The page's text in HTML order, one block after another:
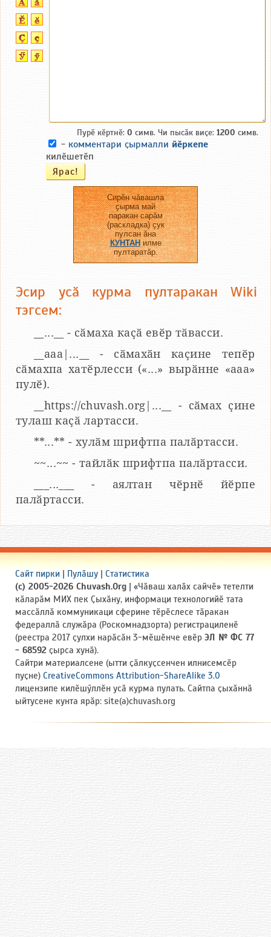
Пурӗ кӗртнӗ: 0 симв. Чи пысӑк виҫе: 1200 симв.
- комментари ҫырмалли йӗркепе
килӗшетӗп
Сирӗн чӑвашла
ҫырма май
паракан сарӑм
(раскладка) ҫук
пулсан ӑна
КУНТАНилме
пултаратӑр.
Эсир усӑ курма пултаракан Wiki
тэгсем:
__...__ - сӑмаха каҫӑ евӗр тӑвасси.
__aaa|...__ - сӑмахӑн каҫине тепӗр
сӑмахпа хатӗрлесси («...» вырӑнне «ааа»
пулӗ).
__https://chuvash.org|...__ - сӑмах ҫине
тулаш каҫӑ лартасси.
**...** - хулӑм шрифтпа палӑртасси.
~~...~~ - тайлӑк шрифтпа палӑртасси.
___...___ - аялтан чӗрнӗ йӗрпе
палӑртасси.
Сайт пирки Пулӑшу
Статистика
(c) 2005-2026 Chuvash.Org | «Чӑваш халӑх сайчӗ» тетелти
кӑларӑм МИХ пек Ҫыхӑну, информаци технологийӗ тата
массӑллӑ коммуникаци сферине тӗрӗслесе тӑракан
федераллӑ служӑра (Роскомнадзорта) регистрациленӗ
(реестра 2017 ҫулхи нарӑсӑн 3-мӗшӗнче евӗр ЭЛ № ФС 77
- 68592 ҫырса хунӑ).
Сайтри материалсене (ытти ҫӑлкуҫсенчен илнисемсӗр
пуҫне) CreativeCommons Attribution-ShareAlike 3.0
лицензипе килӗшӳллӗн усӑ курма пулать. Сайтпа ҫыхӑннӑ
ыйтусене кунта ярӑр: site(a)chuvash.org